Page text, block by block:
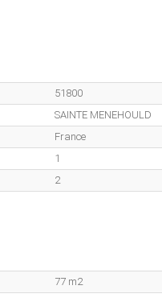
51800
SAINTE MENEHOULD
France
1
2
77 m2